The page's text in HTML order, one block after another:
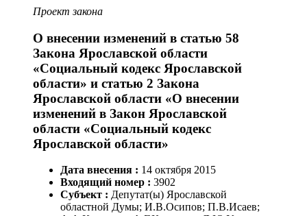
Проект закона
О внесении изменений в статью 58
Закона Ярославской области
«Социальный кодекс Ярославской
области» и статью 2 Закона
Ярославской области «О внесении
изменений в Закон Ярославской
области «Социальный кодекс
Ярославской области»
Дата внесения : 14 октября 2015
Входящий номер : 3902
Субъект : Депутат(ы) Ярославской
областной Думы; И.В.Осипов; П.В.Исаев;